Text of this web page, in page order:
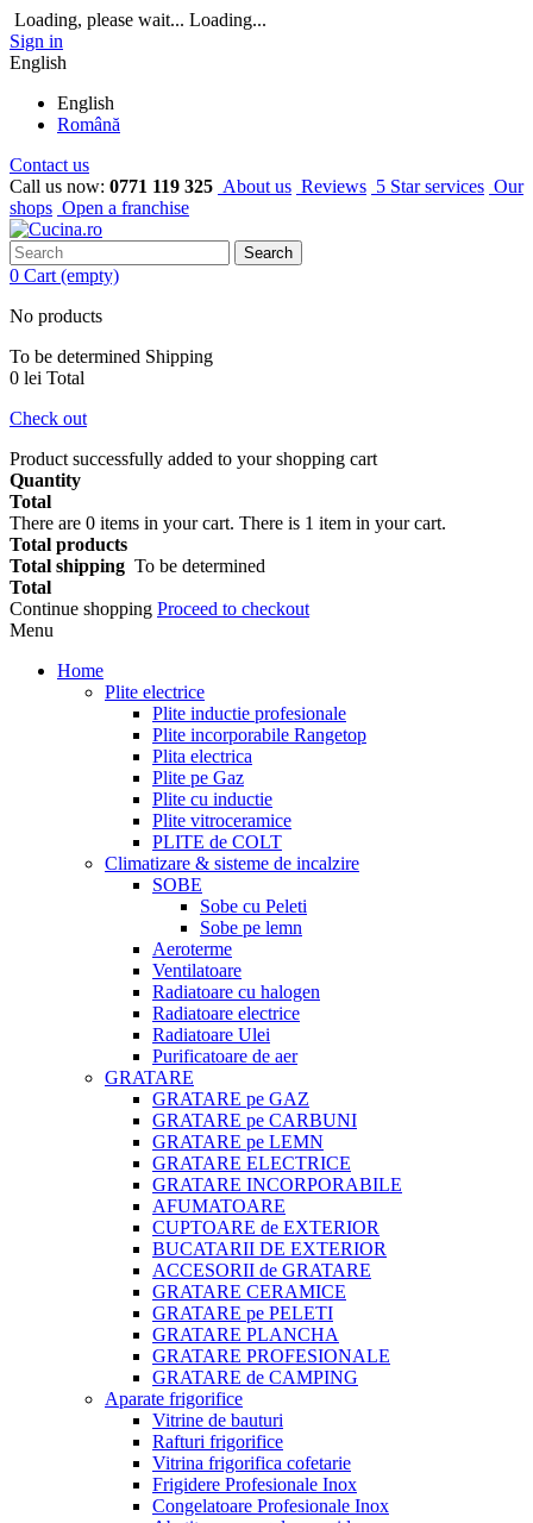
Loading, please wait... Loading...
Sign in
English
English
Română
Contact us
Call us now: 0771 119 325 About us Reviews 5 Star services Our
shops Open a franchise
Search
0 Cart (empty)
No products
To be determined Shipping
0 lei Total
Check out
Product successfully added to your shopping cart
Quantity
Total
There are 0 items in your cart. There is 1 item in your cart.
Total products
Total shipping To be determined
Total
Continue shopping Proceed to checkout
Menu
Home
Plite electrice
Plite inductie profesionale
Plite incorporabile Rangetop
Plita electrica
Plite pe Gaz
Plite cu inductie
Plite vitroceramice
PLITE de COLT
Climatizare & sisteme de incalzire
SOBE
Sobe cu Peleti
Sobe pe lemn
Aeroterme
Ventilatoare
Radiatoare cu halogen
Radiatoare electrice
Radiatoare Ulei
Purificatoare de aer
GRATARE
GRATARE pe GAZ
GRATARE pe CARBUNI
GRATARE pe LEMN
GRATARE ELECTRICE
GRATARE INCORPORABILE
AFUMATOARE
CUPTOARE de EXTERIOR
BUCATARII DE EXTERIOR
ACCESORII de GRATARE
GRATARE CERAMICE
GRATARE pe PELETI
GRATARE PLANCHA
GRATARE PROFESIONALE
GRATARE de CAMPING
Aparate frigorifice
Vitrine de bauturi
Rafturi frigorifice
Vitrina frigorifica cofetarie
Frigidere Profesionale Inox
Congelatoare Profesionale Inox